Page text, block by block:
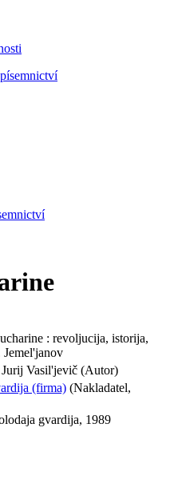
: revoljucija, istorija,
Jemel'janov
Jurij Vasil'jevič (Autor)
(firma) (Nakladatel,
gvardija, 1989